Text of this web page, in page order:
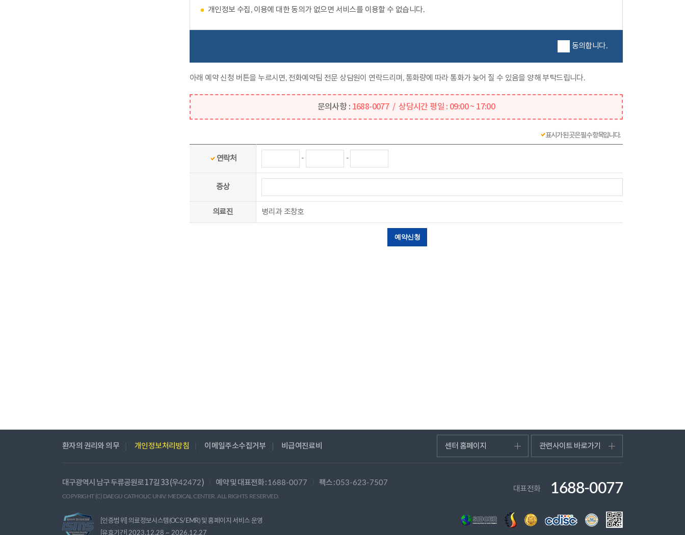
개인정보 수집, 이용에 대한 동의가 없으면 서비스를 이용할 수 없습니다.
동의합니다.
아래 예약 신청 버튼을 누르시면, 전화예약팀 전문 상담원이 연락드리며, 통화량에 따라 통화가 늦어 질 수 있음을 양해 부탁드립니다.
문의사항 : 1688-0077 / 상담시간 평일 : 09:00 ~ 17:00
표시가 된 곳은 필수 항목입니다.
연락처 - -
증상
의료진 병리과 조창호
환자의 권리와 의무 개인정보처리방침 이메일주소수집거부 비급여진료비 센터 홈페이지 관련사이트 바로가기
대구광역시 남구 두류공원로 17길 33 (우42472 ) 예약 및 대표전화 : 1688-0077 팩스 :053-623-7507
COPYRIGHT (C) DAEGU CATHOLIC UNIV. MEDICAL CENTER. ALL RIGHTS RESERVED.
[인증범위] 의료정보시스템(OCS/EMR) 및 홈페이지 서비스 운영
[유효기간] 2023.12.28 ~ 2026.12.27
대표전화 1688-0077